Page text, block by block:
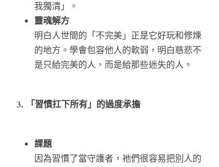
我獨清」。
靈魂解方
明白人世間的「不完美」正是它好玩和修煉
的地方。學會包容他人的軟弱，明白慈悲不
是只給完美的人，而是給那些迷失的人。
3. 「習慣扛下所有」的過度承擔
課題
因為習慣了當守護者，祂們很容易把別人的